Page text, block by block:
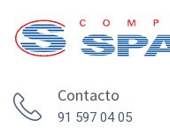
Contacto
91 597 04 05